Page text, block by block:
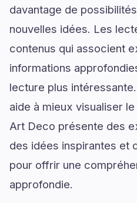
davantage de
nouvelles idées. Les
contenus qui associent
informations
lecture plus
aide à mieux visualiser
Art Deco présente des
des idées inspirantes et
pour offrir une
approfondie.